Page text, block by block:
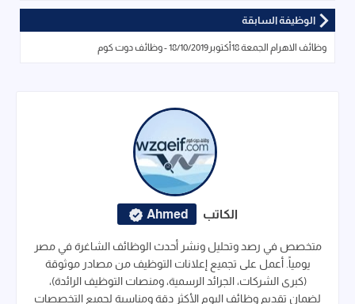
الوظيفة السابقة
وظائف الاهرام الجمعة 18أكتوبر18/10/2019 - وظائف دوت كوم
الكاتب Ahmed
متخصص في رصد وتحليل ونشر أحدث الوظائف الشاغرة في مصر
يومياً. أعمل على تجميع إعلانات التوظيف من مصادر موثوقة
(كبرى الشركات، الجرائد الرسمية، ومنصات التوظيف الرائدة)،
لضمان تقديم وظائف اليوم الأكثر دقة ومناسبة لجميع التخصصات